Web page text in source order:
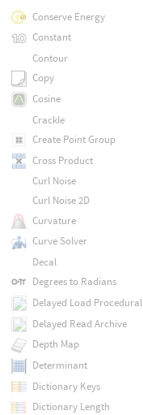
Conserve Energy
Constant
Contour
Copy
Cosine
Crackle
Create Point Group
Cross Product
Curl Noise
Curl Noise 2D
Curvature
Curve Solver
Decal
Degrees to Radians
Delayed Load Procedural
Delayed Read Archive
Depth Map
Determinant
Dictionary Keys
Dictionary Length